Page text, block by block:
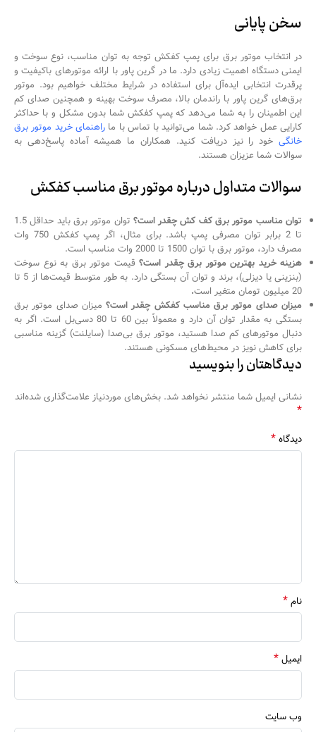
سخن پایانی
در انتخاب موتور برق برای پمپ کفکش توجه به توان مناسب، نوع سوخت و
ایمنی دستگاه اهمیت زیادی دارد. ما در گرین پاور با ارائه موتورهای باکیفیت و
پرقدرت انتخابی ایده‌آل برای استفاده در شرایط مختلف خواهیم بود. موتور
برق‌های گرین پاور با راندمان بالا، مصرف سوخت بهینه و همچنین صدای کم
این اطمینان را به شما می‌دهد که پمپ کفکش شما بدون مشکل و با حداکثر
کارایی عمل خواهد کرد. شما می‌توانید با تماس با ماراهنمای خرید موتور برق
خانگی خود را نیز دریافت کنید. همکاران ما همیشه آماده پاسخ‌دهی به
سوالات شما عزیزان هستند.
سوالات متداول درباره موتور برق مناسب کفکش
توان مناسب موتور برق کف کش چقدر است؟
توان موتور برق باید حداقل 1.5
تا 2 برابر توان مصرفی پمپ باشد. برای مثال، اگر پمپ کفکش 750 وات
مصرف دارد، موتور برق با توان 1500 تا 2000 وات مناسب است.
هزینه خرید بهترین موتور برق چقدر است؟ قیمت موتور برق به نوع سوخت
(بنزینی یا دیزلی)، برند و توان آن بستگی دارد. به طور متوسط قیمت‌ها از 5 تا
20 میلیون تومان متغیر است
.
میزان صدای موتور برق مناسب کفکش چقدر است؟ میزان صدای موتور برق
بستگی به مقدار توان آن دارد و معمولاً بین 60 تا 80 دسی‌بل است. اگر به
دنبال موتورهای کم صدا هستید، موتور برق بی‌صدا (سایلنت) گزینه مناسبی
برای کاهش نویز در محیط‌های مسکونی هستند.
دیدگاهتان را بنویسید
نشانی ایمیل شما منتشر نخواهد شد. بخش‌های موردنیاز علامت‌گذاری شده‌اند
*
دیدگاه*
نام*
ایمیل*
وب‌ سایت